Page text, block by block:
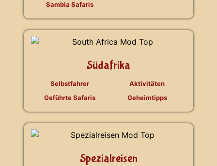
Sambia Safaris
Südafrika
Selbstfahrer
Geführte Safaris
Aktivitäten
Geheimtipps
Spezialreisen